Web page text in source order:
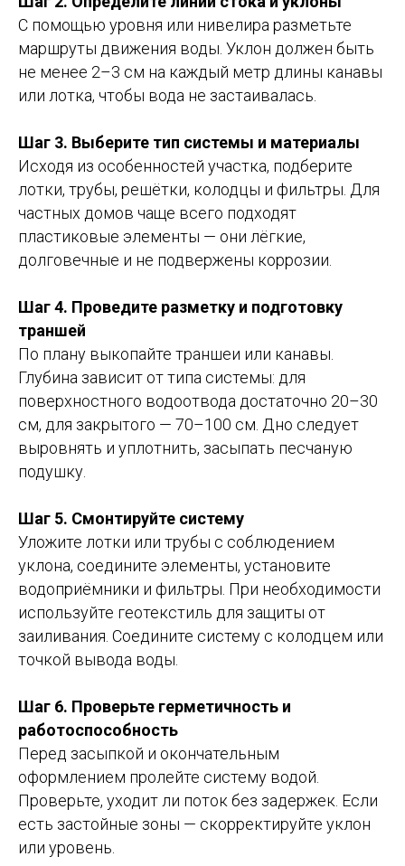
С помощью уровня или нивелира разметьте
маршруты движения воды. Уклон должен быть
не менее 2–3 см на каждый метр длины канавы
или лотка, чтобы вода не застаивалась.
Шаг 3. Выберите тип системы и материалы
Исходя из особенностей участка, подберите
лотки, трубы, решётки, колодцы и фильтры. Для
частных домов чаще всего подходят
пластиковые элементы — они лёгкие,
долговечные и не подвержены коррозии.
Шаг 4. Проведите разметку и подготовку
траншей
По плану выкопайте траншеи или канавы.
Глубина зависит от типа системы: для
поверхностного водоотвода достаточно 20–30
см, для закрытого — 70–100 см. Дно следует
выровнять и уплотнить, засыпать песчаную
подушку.
Шаг 5. Смонтируйте систему
Уложите лотки или трубы с соблюдением
уклона, соедините элементы, установите
водоприёмники и фильтры. При необходимости
используйте геотекстиль для защиты от
заиливания. Соедините систему с колодцем или
точкой вывода воды.
Шаг 6. Проверьте герметичность и
работоспособность
Перед засыпкой и окончательным
оформлением пролейте систему водой.
Проверьте, уходит ли поток без задержек. Если
есть застойные зоны — скорректируйте уклон
или уровень.